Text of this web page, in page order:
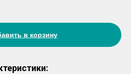
в корзину